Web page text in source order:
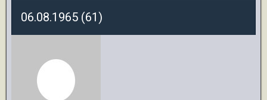
06.08.1965 (61)